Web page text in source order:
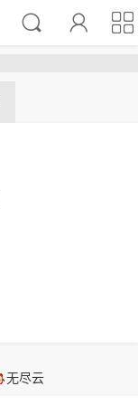
无尽云